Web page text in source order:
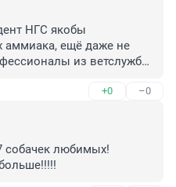
НГС якобы
аммиака, ещё даже не
из ветслужбы
рыжей мордой
соседке портить
+0 –0
собачек любимых!